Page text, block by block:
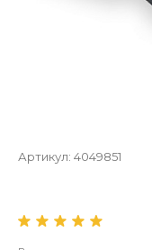
Артикул: 4049851